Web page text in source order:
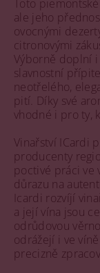
Toto
ale jeho
ovocnými
citronovými
Výborně doplní i
slavnostní
neotřelého,
pití. Díky své
vhodné i pro ty,
Vinařství ICardi
producenty
poctivé práci
důrazu na
Icardi rozvíjí
a její vína jsou
odrůdovou
odrážejí i ve
precizně